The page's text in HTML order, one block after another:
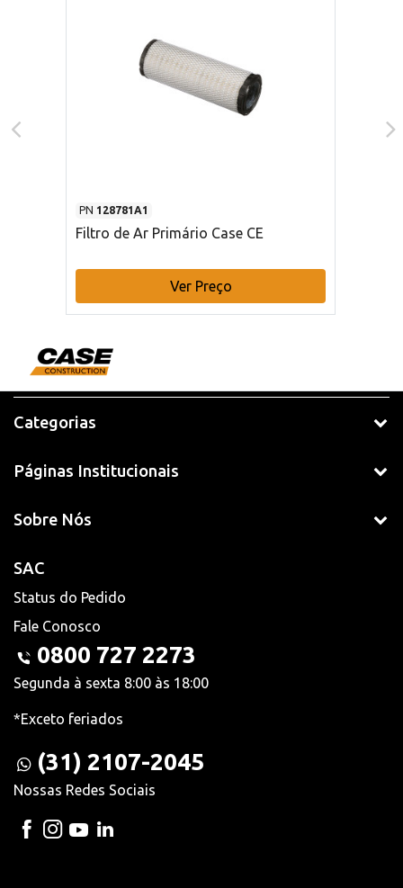
PN 128781A1
Filtro de Ar Primário Case CE
Ver Preço
Categorias
Páginas Institucionais
Sobre Nós
SAC
Status do Pedido
Fale Conosco
0800 727 2273
Segunda à sexta 8:00 às 18:00
*Exceto feriados
(31) 2107-2045
Nossas Redes Sociais